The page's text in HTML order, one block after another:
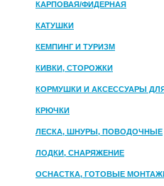
КАРПОВАЯ/ФИДЕРНАЯ
КАТУШКИ
КЕМПИНГ И ТУРИЗМ
КИВКИ, СТОРОЖКИ
КОРМУШКИ И АКСЕССУАРЫ
ПРИКОРМКИ
КРЮЧКИ
ЛЕСКА, ШНУРЫ, ПОВОДОЧНЫЕ
МАТЕРИАЛЫ
ЛОДКИ, СНАРЯЖЕНИЕ
ОСНАСТКА, ГОТОВЫЕ